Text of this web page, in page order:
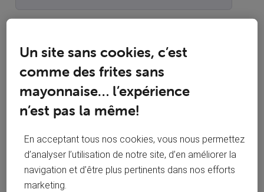
Selected
activités
Tholl
Bonjour, Depuis une bonne semaine maintenant, j'ai des
heures le soir et plus ou moins constant le weekend. Je n'ai
aucun autre problème avec ma ligne et au même moment, si
je fais un speedtest, j'ai des valeurs qui me semblent
correctes : Auriez-vo@Antoine L voila qui est fait merci
Un site sans cookies, c’est
comme des frites sans
mayonnaise… l’expérience
n’est pas la même!
En acceptant tous nos cookies, vous nous permettez
d’analyser l’utilisation de notre site, d’en améliorer la
navigation et d’être plus pertinents dans nos efforts
marketing.